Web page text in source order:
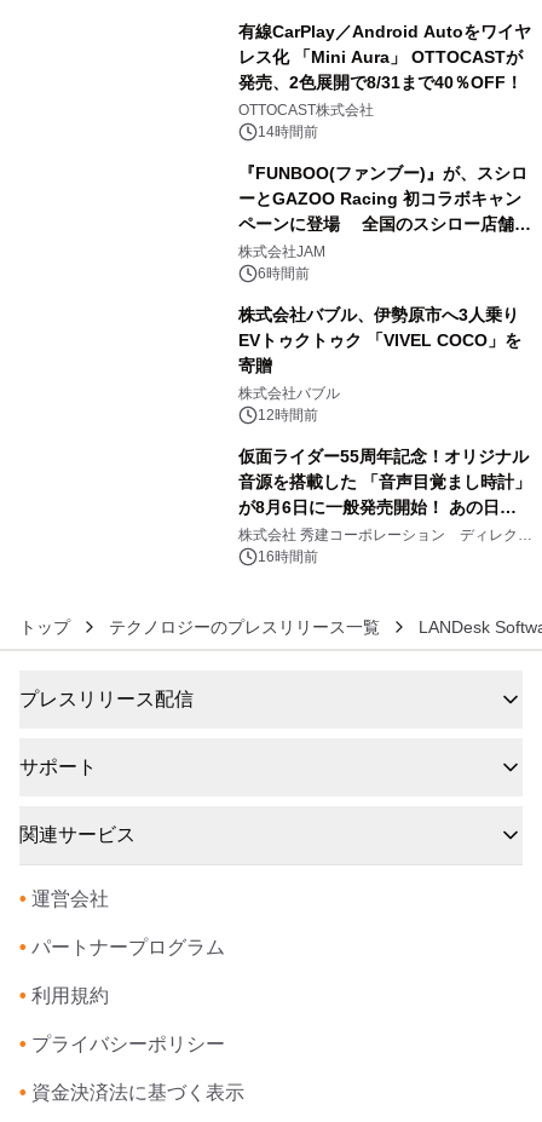
有線CarPlay／Android Autoをワイヤ
レス化 「Mini Aura」 OTTOCASTが
発売、2色展開で8/31まで40％OFF！
OTTOCAST株式会社
14時間前
『FUNBOO(ファンブー)』が、スシロ
ーとGAZOO Racing 初コラボキャン
ペーンに登場 全国のスシロー店舗で
GR 4車種の FUNBOO(ミニカー)付き
メニューが展開されます
株式会社JAM
6時間前
株式会社バブル、伊勢原市へ3人乗り
EVトゥクトゥク 「VIVEL COCO」を
寄贈
株式会社バブル
12時間前
仮面ライダー55周年記念！オリジナル
音源を搭載した 「音声目覚まし時計」
が8月6日に一般発売開始！ あの日の
大興奮が今甦る
株式会社 秀建コーポレーション ディレクト
アートギャラリー
16時間前
トップ テクノロジーのプレスリリース一覧 LANDesk
プレスリリース配信
サポート
関連サービス
• 運営会社
• パートナープログラム
• 利用規約
• プライバシーポリシー
• 資金決済法に基づく表示